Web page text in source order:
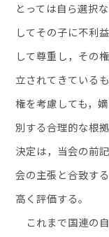
とっては自ら選択
してその子に不利
して尊重し，その
立されてきている
権を考慮しても，
別する合理的な根
決定は，当会の前
会の主張と合致す
高く評価する。
これまで国連の